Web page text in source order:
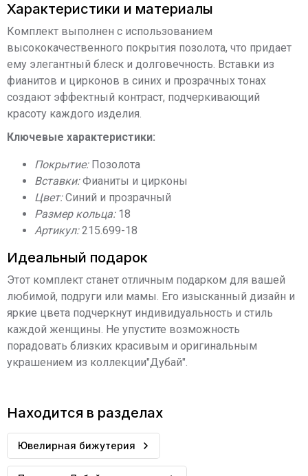
Характеристики и материалы
Комплект выполнен с использованием
высококачественного покрытия позолота, что придает
ему элегантный блеск и долговечность. Вставки из
фианитов и цирконов в синих и прозрачных тонах
создают эффектный контраст, подчеркивающий
красоту каждого изделия.
Ключевые характеристики:
Покрытие:Позолота
Вставки:Фианиты и цирконы
Цвет:Синий и прозрачный
Размер кольца:18
Артикул:215.699-18
Идеальный подарок
Этот комплект станет отличным подарком для вашей
любимой, подруги или мамы. Его изысканный дизайн и
яркие цвета подчеркнут индивидуальность и стиль
каждой женщины. Не упустите возможность
порадовать близких красивым и оригинальным
украшением из коллекции"Дубай".
Находится в разделах
Ювелирная бижутерия